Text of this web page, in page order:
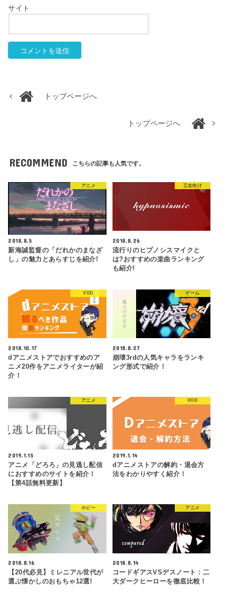
サイト
トップページへ
トップページへ
RECOMMEND こちらの記事も人気です。
アニメ
2018.8.5
新海誠監督の「だれかのまなざ
し」の魅力とあらすじを紹介!
乙女向け
2018.8.26
流行りのヒプノシスマイクと
は?おすすめの楽曲ランキング
も紹介!
VOD
2018.10.17
dアニメストアでおすすめのア
ニメ20作をアニメライターが紹
介！
ゲーム
2018.8.27
崩壊3rdの人気キャラをランキ
ング形式で紹介！
アニメ
2019.1.15
アニメ「どろろ」の見逃し配信
におすすめのサイトを紹介！
【第4話無料更新】
VOD
2019.1.14
dアニメストアの解約・退会方
法をわかりやすく紹介！
ホビー
2018.8.16
【20代必見】ミレニアル世代が
選ぶ懐かしのおもちゃ12選!
アニメ
2018.8.14
コードギアスVSデスノート：二
大ダークヒーローを徹底比較！